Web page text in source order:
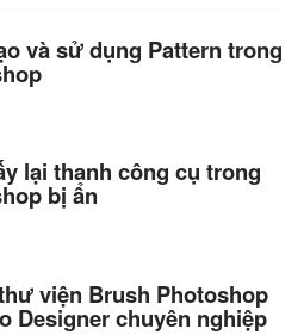
và sử dụng Pattern trong
lại thanh công cụ trong
bị ẩn
viện Brush Photoshop
Designer chuyên nghiệp